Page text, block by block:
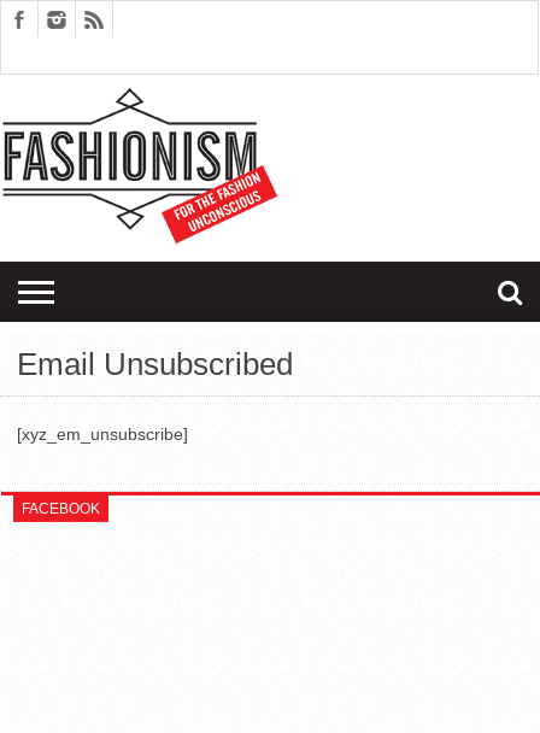
EDITORIALS
COUPLES
THERAPY
SARTORIAGRAM
Email Unsubscribed
[xyz_em_unsubscribe]
FACEBOOK